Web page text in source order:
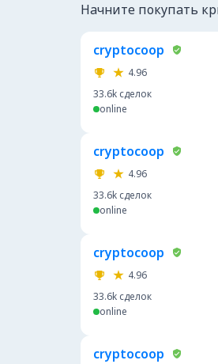
Начните покупать
cryptocoop
4.96
33.6k сделок
online
cryptocoop
4.96
33.6k сделок
online
cryptocoop
4.96
33.6k сделок
online
cryptocoop